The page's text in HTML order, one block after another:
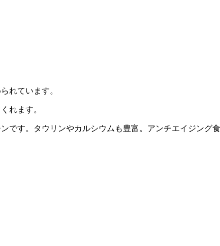
れています。
れます。
です。タウリンやカルシウムも豊富。アンチエイジング食